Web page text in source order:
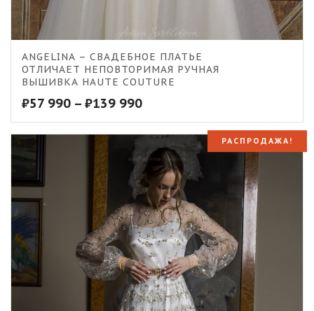
ANGELINA – СВАДЕБНОЕ ПЛАТЬЕ
ОТЛИЧАЕТ НЕПОВТОРИМАЯ РУЧНАЯ
ВЫШИВКА HAUTE COUTURE
₽57 990 – ₽139 990
РАСПРОДАЖА!